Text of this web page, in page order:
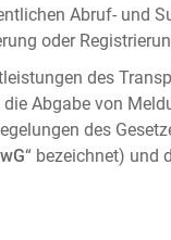
Abruf- und
oder
des
Abgabe von
des
“ bezeichnet) und